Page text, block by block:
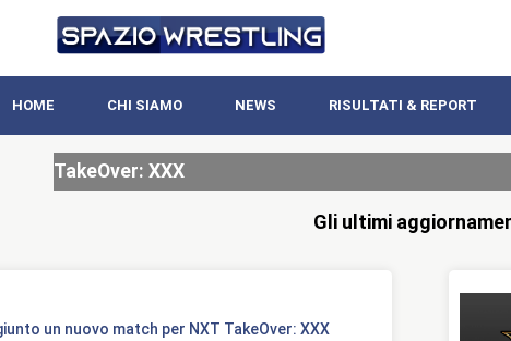
HOME CHI SIAMO NEWS RISULTATI & REPORT
TakeOver: XXX
Gli ultimi
un nuovo match per NXT TakeOver: XXX